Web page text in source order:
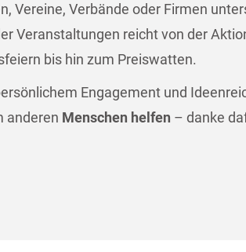
Vereine, Verbände oder Firmen
Veranstaltungen reicht von der
bis hin zum Preiswatten.
Engagement und
anderen Menschen helfen – danke